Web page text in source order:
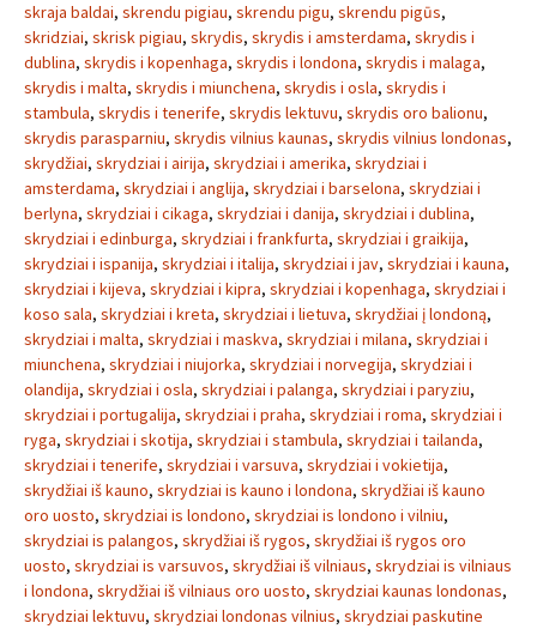
skraja baldai, skrendu pigiau, skrendu pigu, skrendu pigūs,
skridziai, skrisk pigiau, skrydis, skrydis i amsterdama, skrydis i
dublina, skrydis i kopenhaga, skrydis i londona, skrydis i malaga,
skrydis i malta, skrydis i miunchena, skrydis i osla, skrydis i
stambula, skrydis i tenerife, skrydis lektuvu, skrydis oro balionu,
skrydis parasparniu, skrydis vilnius kaunas, skrydis vilnius londonas,
skrydžiai, skrydziai i airija, skrydziai i amerika, skrydziai i
amsterdama, skrydziai i anglija, skrydziai i barselona, skrydziai i
berlyna, skrydziai i cikaga, skrydziai i danija, skrydziai i dublina,
skrydziai i edinburga, skrydziai i frankfurta, skrydziai i graikija,
skrydziai i ispanija, skrydziai i italija, skrydziai i jav, skrydziai i kauna,
skrydziai i kijeva, skrydziai i kipra, skrydziai i kopenhaga, skrydziai i
koso sala, skrydziai i kreta, skrydziai i lietuva, skrydžiai į londoną,
skrydziai i malta, skrydziai i maskva, skrydziai i milana, skrydziai i
miunchena, skrydziai i niujorka, skrydziai i norvegija, skrydziai i
olandija, skrydziai i osla, skrydziai i palanga, skrydziai i paryziu,
skrydziai i portugalija, skrydziai i praha, skrydziai i roma, skrydziai i
ryga, skrydziai i skotija, skrydziai i stambula, skrydziai i tailanda,
skrydziai i tenerife, skrydziai i varsuva, skrydziai i vokietija,
skrydžiai iš kauno, skrydziai is kauno i londona, skrydžiai iš kauno
oro uosto, skrydziai is londono, skrydziai is londono i vilniu,
skrydziai is palangos, skrydžiai iš rygos, skrydžiai iš rygos oro
uosto, skrydziai is varsuvos, skrydžiai iš vilniaus, skrydziai is vilniaus
i londona, skrydžiai iš vilniaus oro uosto, skrydziai kaunas londonas,
skrydziai lektuvu, skrydziai londonas vilnius, skrydziai paskutine